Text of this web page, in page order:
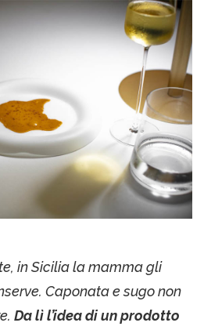
in Sicilia la mamma gli
Caponata e sugo non
Da lì l’idea di un prodotto